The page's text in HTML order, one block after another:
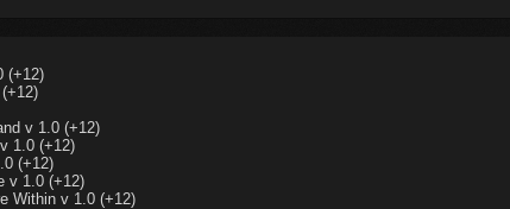
(+12)
v 1.0 (+12)
1.0 (+12)
(+12)
v 1.0 (+12)
Within v 1.0 (+12)